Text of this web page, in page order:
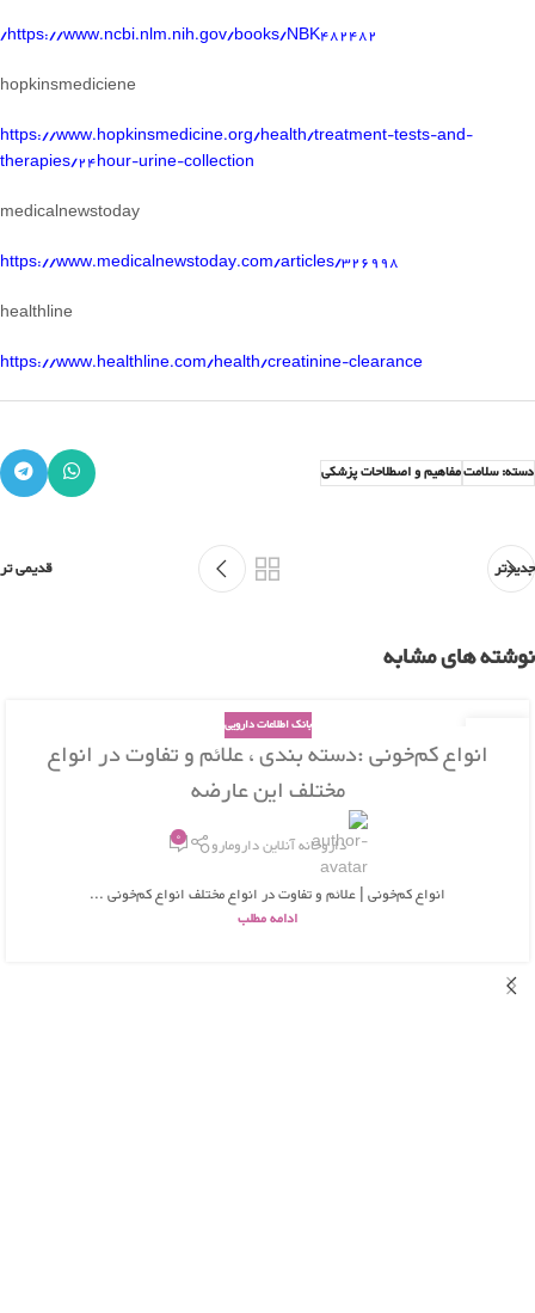
https://www.ncbi.nlm.nih.gov/books/NBK482482/
hopkinsmediciene
https://www.hopkinsmedicine.org/health/treatment-tests-and-
therapies/24hour-urine-collection
medicalnewstoday
https://www.medicalnewstoday.com/articles/326998
healthline
https://www.healthline.com/health/creatinine-clearance
دسته: سلامتمفاهیم و اصطلاحات پزشکی
جدیدتر قدیمی تر
نوشته های مشابه
29
اسفند
بانک اطلاعات دارویی
انواع کم‌خونی :دسته بندی ، علائم و تفاوت در انواع
مختلف این عارضه
داروخانه آنلاین دارومارو 0
انواع کم‌خونی | علائم و تفاوت در انواع مختلف انواع کم‌خونی ...
ادامه مطلب